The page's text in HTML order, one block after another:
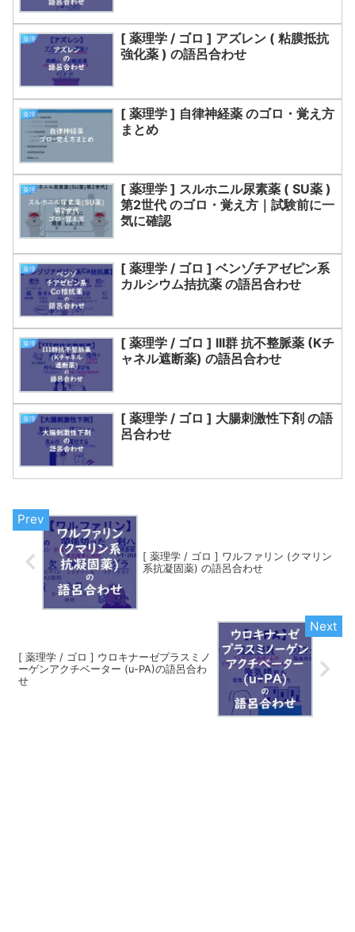
薬理
[ 薬理学 / ゴロ ] アズレン ( 粘膜抵抗
強化薬 ) の語呂合わせ
薬理
[ 薬理学 ] 自律神経薬 のゴロ・覚え方
まとめ
薬理
[ 薬理学 ] スルホニル尿素薬 ( SU薬 )
第2世代 のゴロ・覚え方｜試験前に一
気に確認
薬理
[ 薬理学 / ゴロ ] ベンゾチアゼピン系
カルシウム拮抗薬 の語呂合わせ
薬理
[ 薬理学 / ゴロ ] III群 抗不整脈薬 (Kチ
ャネル遮断薬) の語呂合わせ
薬理
[ 薬理学 / ゴロ ] 大腸刺激性下剤 の語
呂合わせ
[ 薬理学 / ゴロ ] ワルファリン (クマリン
系抗凝固薬) の語呂合わせ
[ 薬理学 / ゴロ ] ウロキナーゼプラスミノ
ーゲンアクチベーター (u-PA)の語呂合わ
せ